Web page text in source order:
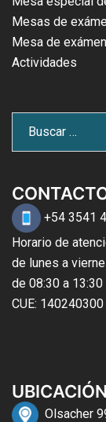
Mesas de
Mesa de
Actividades
+54 3541
Horario de
de lunes a
de 08:30 a
CUE: 140240300
UBICACIÓN
Olsacher